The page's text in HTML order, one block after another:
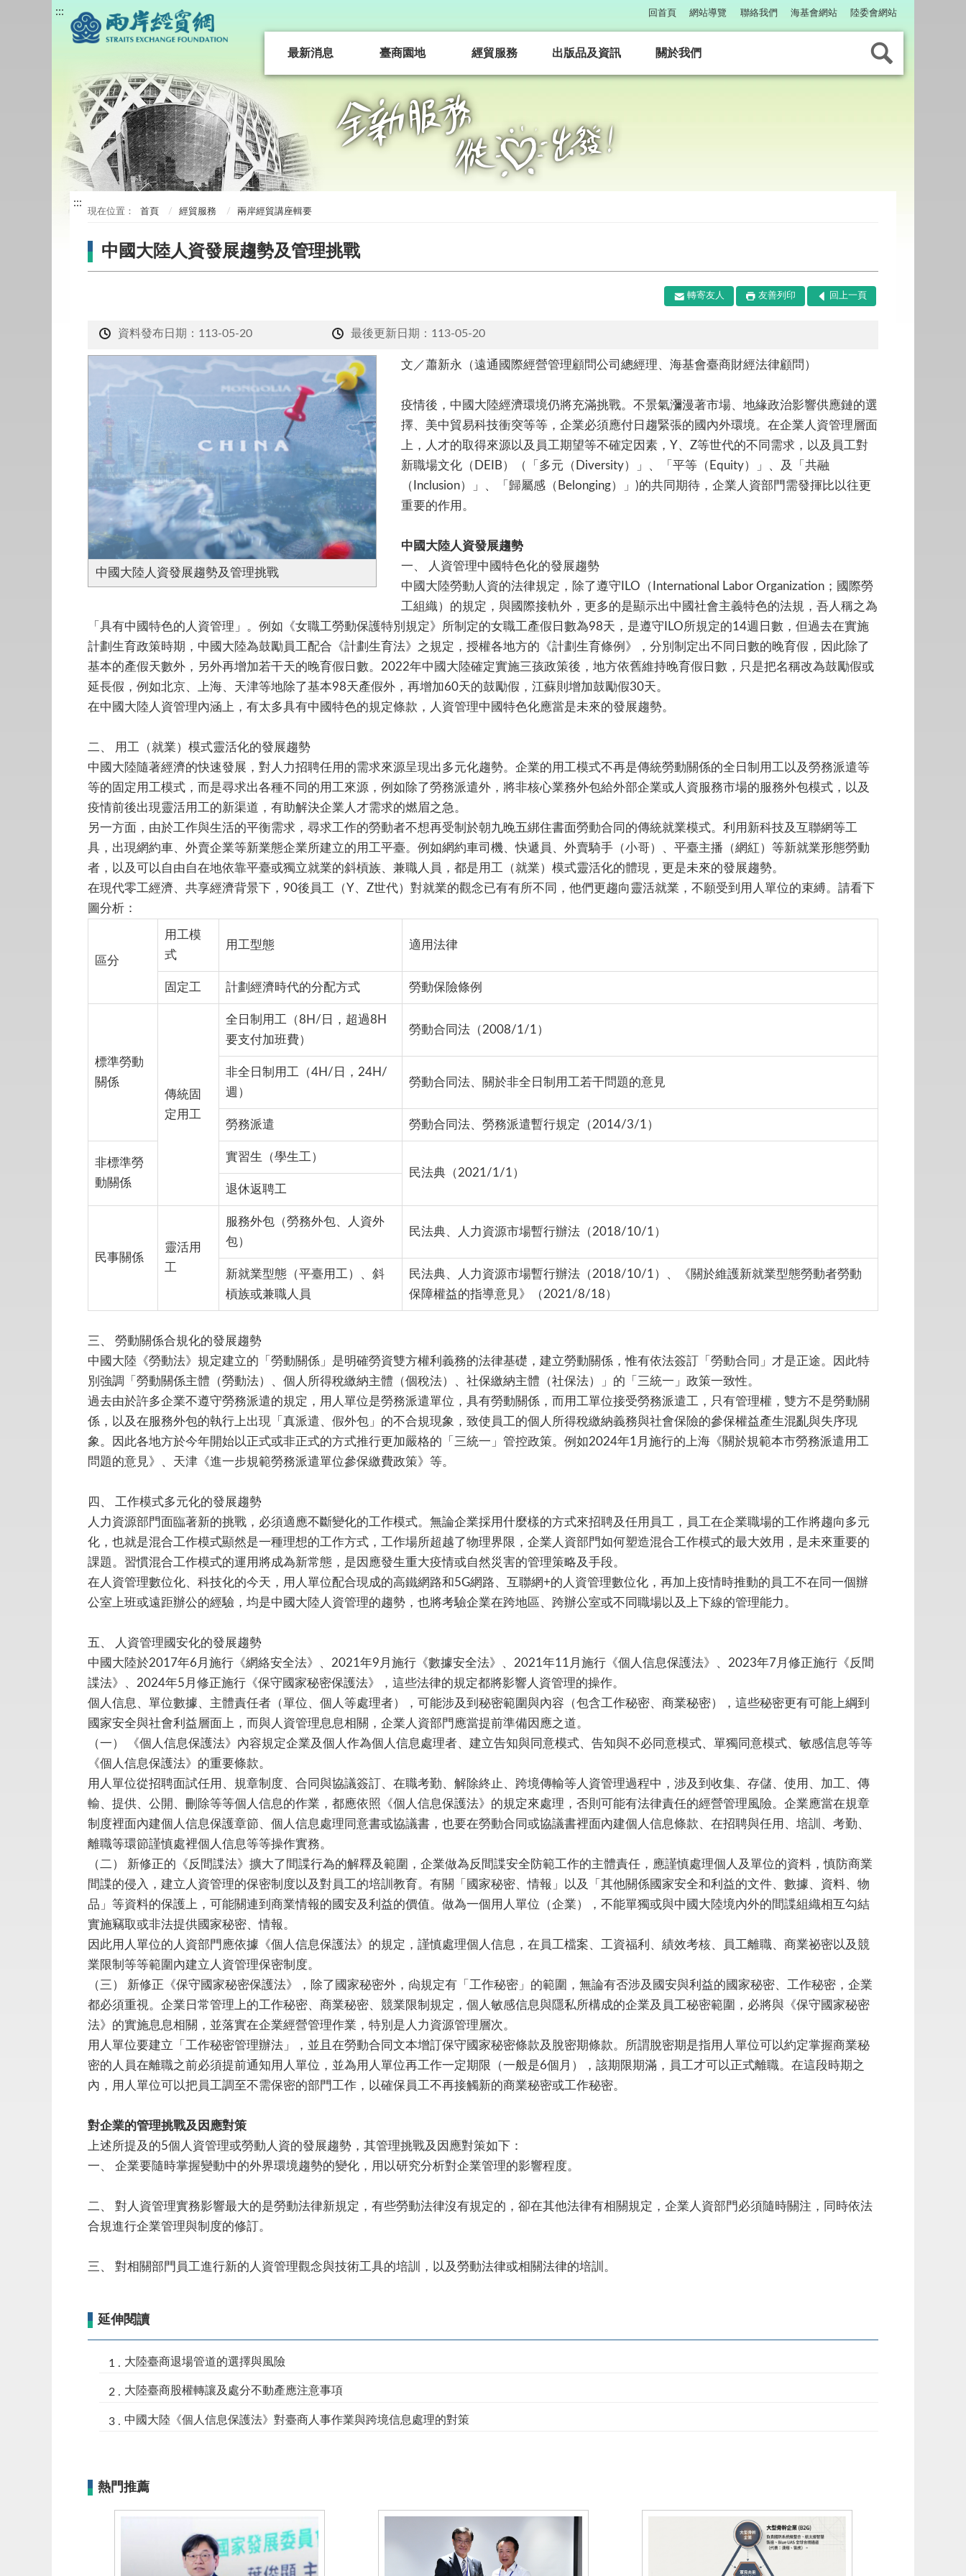
回首頁 網站導覽 聯絡我們 海基會網站 陸委會網站
:::
最新消息 臺商園地 經貿服務 出版品及資訊 關於我們
:::
首頁 經貿服務 兩岸經貿講座輯要
中國大陸人資發展趨勢及管理挑戰
回上一頁
友善列印
轉寄友人
資料發布日期：113-05-20 最後更新日期：113-05-20
中國大陸人資發展趨勢及管理挑戰
文／蕭新永（遠通國際經營管理顧問公司總經理、海基會臺商財經法律顧問）
疫情後，中國大陸經濟環境仍將充滿挑戰。不景氣瀰漫著市場、地緣政治影響供應鏈的選
擇、美中貿易科技衝突等等，企業必須應付日趨緊張的國內外環境。在企業人資管理層面
上，人才的取得來源以及員工期望等不確定因素，Y、Z等世代的不同需求，以及員工對
新職場文化（DEIB）（「多元（Diversity）」、「平等（Equity）」、及「共融
（Inclusion）」、「歸屬感（Belonging）」)的共同期待，企業人資部門需發揮比以往更
重要的作用。
中國大陸人資發展趨勢
一、
人資管理中國特色化的發展趨勢
中國大陸勞動人資的法律規定，除了遵守ILO（International Labor Organization；國際勞
工組織）的規定，與國際接軌外，更多的是顯示出中國社會主義特色的法規，吾人稱之為
「具有中國特色的人資管理」。例如《女職工勞動保護特別規定》所制定的女職工產假日數為98天，是遵守ILO所規定的14週日數，但過去在實施
計劃生育政策時期，中國大陸為鼓勵員工配合《計劃生育法》之規定，授權各地方的《計劃生育條例》，分別制定出不同日數的晚育假，因此除了
基本的產假天數外，另外再增加若干天的晚育假日數。2022年中國大陸確定實施三孩政策後，地方依舊維持晚育假日數，只是把名稱改為鼓勵假或
延長假，例如北京、上海、天津等地除了基本98天產假外，再增加60天的鼓勵假，江蘇則增加鼓勵假30天。
在中國大陸人資管理內涵上，有太多具有中國特色的規定條款，人資管理中國特色化應當是未來的發展趨勢。
二、
用工（就業）模式靈活化的發展趨勢
中國大陸隨著經濟的快速發展，對人力招聘任用的需求來源呈現出多元化趨勢。企業的用工模式不再是傳統勞動關係的全日制用工以及勞務派遣等
等的固定用工模式，而是尋求出各種不同的用工來源，例如除了勞務派遣外，將非核心業務外包給外部企業或人資服務市場的服務外包模式，以及
疫情前後出現靈活用工的新渠道，有助解決企業人才需求的燃眉之急。
另一方面，由於工作與生活的平衡需求，尋求工作的勞動者不想再受制於朝九晚五綁住書面勞動合同的傳統就業模式。利用新科技及互聯網等工
具，出現網約車、外賣企業等新業態企業所建立的用工平臺。例如網約車司機、快遞員、外賣騎手（小哥）、平臺主播（網紅）等新就業形態勞動
者，以及可以自由自在地依靠平臺或獨立就業的斜槓族、兼職人員，都是用工（就業）模式靈活化的體現，更是未來的發展趨勢。
在現代零工經濟、共享經濟背景下，90後員工（Y、Z世代）對就業的觀念已有有所不同，他們更趨向靈活就業，不願受到用人單位的束縛。請看下
圖分析：
區分
用工模
式
用工型態 適用法律
固定工 計劃經濟時代的分配方式 勞動保險條例
標準勞動
關係
傳統固
定用工
全日制用工（8H/日，超過8H
要支付加班費）
勞動合同法（2008/1/1）
非全日制用工（4H/日，24H/
週）
勞動合同法、關於非全日制用工若干問題的意見
勞務派遣 勞動合同法、勞務派遣暫行規定（2014/3/1）
非標準勞
動關係
實習生（學生工）
民法典（2021/1/1）
退休返聘工
民事關係
靈活用
服務外包（勞務外包、人資外
包）
民法典、人力資源市場暫行辦法（2018/10/1）
新就業型態（平臺用工）、斜
槓族或兼職人員
民法典、人力資源市場暫行辦法（2018/10/1）、《關於維護新就業型態勞動者勞動
保障權益的指導意見》（2021/8/18）
三、
勞動關係合規化的發展趨勢
中國大陸《勞動法》規定建立的「勞動關係」是明確勞資雙方權利義務的法律基礎，建立勞動關係，惟有依法簽訂「勞動合同」才是正途。因此特
別強調「勞動關係主體（勞動法）、個人所得稅繳納主體（個稅法）、社保繳納主體（社保法）」的「三統一」政策一致性。
過去由於許多企業不遵守勞務派遣的規定，用人單位是勞務派遣單位，具有勞動關係，而用工單位接受勞務派遣工，只有管理權，雙方不是勞動關
係，以及在服務外包的執行上出現「真派遣、假外包」的不合規現象，致使員工的個人所得稅繳納義務與社會保險的參保權益產生混亂與失序現
象。因此各地方於今年開始以正式或非正式的方式推行更加嚴格的「三統一」管控政策。例如2024年1月施行的上海《關於規範本市勞務派遣用工
問題的意見》、天津《進一步規範勞務派遣單位參保繳費政策》等。
四、
工作模式多元化的發展趨勢
人力資源部門面臨著新的挑戰，必須適應不斷變化的工作模式。無論企業採用什麼樣的方式來招聘及任用員工，員工在企業職場的工作將趨向多元
化，也就是混合工作模式顯然是一種理想的工作方式，工作場所超越了物理界限，企業人資部門如何塑造混合工作模式的最大效用，是未來重要的
課題。習慣混合工作模式的運用將成為新常態，是因應發生重大疫情或自然災害的管理策略及手段。
在人資管理數位化、科技化的今天，用人單位配合現成的高鐵網路和5G網路、互聯網+的人資管理數位化，再加上疫情時推動的員工不在同一個辦
公室上班或遠距辦公的經驗，均是中國大陸人資管理的趨勢，也將考驗企業在跨地區、跨辦公室或不同職場以及上下線的管理能力。
五、
人資管理國安化的發展趨勢
中國大陸於2017年6月施行《網絡安全法》、2021年9月施行《數據安全法》、2021年11月施行《個人信息保護法》、2023年7月修正施行《反間
諜法》、2024年5月修正施行《保守國家秘密保護法》，這些法律的規定都將影響人資管理的操作。
個人信息、單位數據、主體責任者（單位、個人等處理者），可能涉及到秘密範圍與內容（包含工作秘密、商業秘密），這些秘密更有可能上綱到
國家安全與社會利益層面上，而與人資管理息息相關，企業人資部門應當提前準備因應之道。
（一）
《個人信息保護法》內容規定企業及個人作為個人信息處理者、建立告知與同意模式、告知與不必同意模式、單獨同意模式、敏感信息等等
《個人信息保護法》的重要條款。
用人單位從招聘面試任用、規章制度、合同與協議簽訂、在職考勤、解除終止、跨境傳輸等人資管理過程中，涉及到收集、存儲、使用、加工、傳
輸、提供、公開、刪除等等個人信息的作業，都應依照《個人信息保護法》的規定來處理，否則可能有法律責任的經營管理風險。企業應當在規章
制度裡面內建個人信息保護章節、個人信息處理同意書或協議書，也要在勞動合同或協議書裡面內建個人信息條款、在招聘與任用、培訓、考勤、
離職等環節謹慎處裡個人信息等等操作實務。
（二）
新修正的《反間諜法》擴大了間諜行為的解釋及範圍，企業做為反間諜安全防範工作的主體責任，應謹慎處理個人及單位的資料，慎防商業
間諜的侵入，建立人資管理的保密制度以及對員工的培訓教育。有關「國家秘密、情報」以及「其他關係國家安全和利益的文件、數據、資料、物
品」等資料的保護上，可能關連到商業情報的國安及利益的價值。做為一個用人單位（企業），不能單獨或與中國大陸境內外的間諜組織相互勾結
實施竊取或非法提供國家秘密、情報。
因此用人單位的人資部門應依據《個人信息保護法》的規定，謹慎處理個人信息，在員工檔案、工資福利、績效考核、員工離職、商業祕密以及競
業限制等等範圍內建立人資管理保密制度。
（三）
新修正《保守國家秘密保護法》，除了國家秘密外，尙規定有「工作秘密」的範圍，無論有否涉及國安與利益的國家秘密、工作秘密，企業
都必須重視。企業日常管理上的工作秘密、商業秘密、競業限制規定，個人敏感信息與隱私所構成的企業及員工秘密範圍，必將與《保守國家秘密
法》的實施息息相關，並落實在企業經營管理作業，特別是人力資源管理層次。
用人單位要建立「工作秘密管理辦法」，並且在勞動合同文本增訂保守國家秘密條款及脫密期條款。所謂脫密期是指用人單位可以約定掌握商業秘
密的人員在離職之前必須提前通知用人單位，並為用人單位再工作一定期限（一般是6個月），該期限期滿，員工才可以正式離職。在這段時期之
內，用人單位可以把員工調至不需保密的部門工作，以確保員工不再接觸新的商業秘密或工作秘密。
對企業的管理挑戰及因應對策
上述所提及的5個人資管理或勞動人資的發展趨勢，其管理挑戰及因應對策如下：
一、
企業要隨時掌握變動中的外界環境趨勢的變化，用以研究分析對企業管理的影響程度。
二、
對人資管理實務影響最大的是勞動法律新規定，有些勞動法律沒有規定的，卻在其他法律有相關規定，企業人資部門必須隨時關注，同時依法
合規進行企業管理與制度的修訂。
三、 對相關部門員工進行新的人資管理觀念與技術工具的培訓，以及勞動法律或相關法律的培訓。
延伸閱讀
大陸臺商退場管道的選擇與風險
大陸臺商股權轉讓及處分不動產應注意事項
中國大陸《個人信息保護法》對臺商人事作業與跨境信息處理的對策
熱門推薦